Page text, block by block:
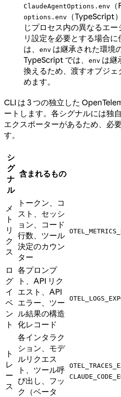
ClaudeAgentOptions.env
options.env
（TypeScript
じプロセス内の異なるエ
リ設定を必要とする場合
は、
env は継承された環境
TypeScript では、
env は継
換えるため、渡すオブジェ
めます。
CLI は 3 つの独立した
ートします。各シグナルには独
エクスポーターがあるため、必
す。
シ
グ
ナ
ル
含まれるもの
メ
ト
リ
ク
ス
トークン、コ
スト、セッシ
ョン、コード
行数、ツール
決定のカウン
ター
ロ
グ
イ
ベ
ン
ト
各プロンプ
ト、API リク
エスト、API
エラー、ツー
ル結果の構造
化レコード
ト
レ
ー
ス
各インタラク
ション、モデ
ルリクエス
ト、ツール呼
び出し、フッ
ク（ベータ